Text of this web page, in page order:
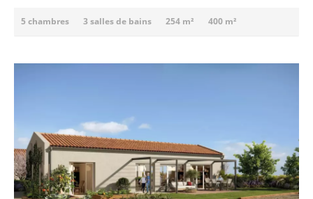
5 chambres 3 salles de bains 254 m² 400 m²